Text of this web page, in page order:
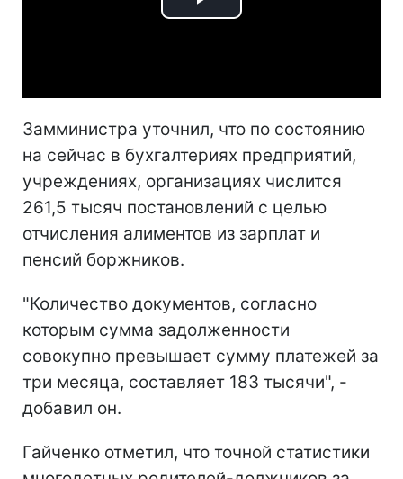
Play
Замминистра уточнил, что по состоянию
на сейчас в бухгалтериях предприятий,
учреждениях, организациях числится
261,5 тысяч постановлений с целью
отчисления алиментов из зарплат и
пенсий боржников.
"Количество документов, согласно
которым сумма задолженности
совокупно превышает сумму платежей за
три месяца, составляет 183 тысячи", -
добавил он.
Гайченко отметил, что точной статистики